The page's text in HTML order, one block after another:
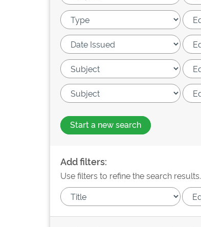
Start a new search
Add filters:
Use filters to refine the search results.